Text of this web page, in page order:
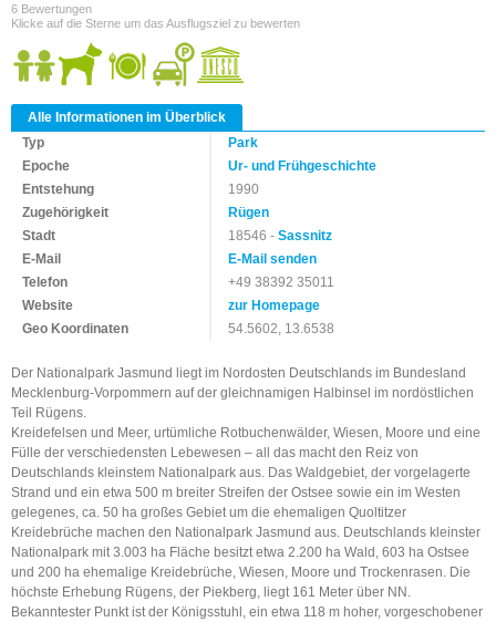
6 Bewertungen
Klicke auf die Sterne um das Ausflugsziel zu bewerten
Alle Informationen im Überblick
Typ
Park
Epoche
Ur- und Frühgeschichte
Entstehung
1990
Zugehörigkeit
Rügen
Stadt
18546 -Sassnitz
E-Mail
E-Mail senden
Telefon
+49 38392 35011
Website
zur Homepage
Geo Koordinaten
54.5602, 13.6538
Der Nationalpark Jasmund liegt im Nordosten Deutschlands im Bundesland
Mecklenburg-Vorpommern auf der gleichnamigen Halbinsel im nordöstlichen
Teil Rügens.
Kreidefelsen und Meer, urtümliche Rotbuchenwälder, Wiesen, Moore und eine
Fülle der verschiedensten Lebewesen – all das macht den Reiz von
Deutschlands kleinstem Nationalpark aus. Das Waldgebiet, der vorgelagerte
Strand und ein etwa 500 m breiter Streifen der Ostsee sowie ein im Westen
gelegenes, ca. 50 ha großes Gebiet um die ehemaligen Quoltitzer
Kreidebrüche machen den Nationalpark Jasmund aus. Deutschlands kleinster
Nationalpark mit 3.003 ha Fläche besitzt etwa 2.200 ha Wald, 603 ha Ostsee
und 200 ha ehemalige Kreidebrüche, Wiesen, Moore und Trockenrasen. Die
höchste Erhebung Rügens, der Piekberg, liegt 161 Meter über NN.
Bekanntester Punkt ist der Königsstuhl, ein etwa 118 m hoher, vorgeschobener